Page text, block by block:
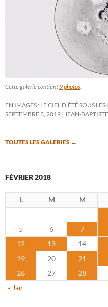
Cette galerie contient 9 photos
EN IMAGES : LE CIEL D’ÉTÉ SOUS
SEPTEMBRE 3, 2019
JEAN-
TOUTES LES GALERIES →
FÉVRIER 2018
L M M
5
6 7
12
13 14
19
20 21
26
27
28
« Jan